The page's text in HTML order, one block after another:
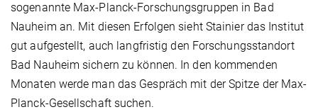
sogenannte Max-Planck-Forschungsgruppen in Bad
Nauheim an. Mit diesen Erfolgen sieht Stainier das Institut
gut aufgestellt, auch langfristig den Forschungsstandort
Bad Nauheim sichern zu können. In den kommenden
Monaten werde man das Gespräch mit der Spitze der Max-
Planck-Gesellschaft suchen.